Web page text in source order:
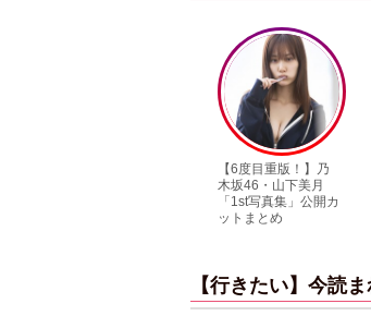
【6度目重版！】乃
木坂46・山下美月
「1st写真集」公開カ
ットまとめ
【行きたい】今読